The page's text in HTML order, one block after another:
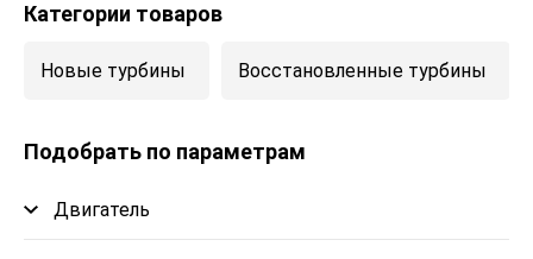
Категории товаров
Новые турбины Восстановленные турбины
Подобрать по параметрам
Двигатель